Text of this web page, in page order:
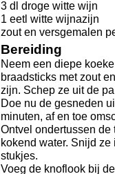
3 dl droge witte wijn
1 eetl witte wijnazijn
zout en versgemalen
Bereiding
Neem een diepe
braadsticks met zout
zijn. Schep ze uit de
Doe nu de gesneden
minuten, af en toe
Ontvel ondertussen de
kokend water. Snijd
stukjes.
Voeg de knoflook bij